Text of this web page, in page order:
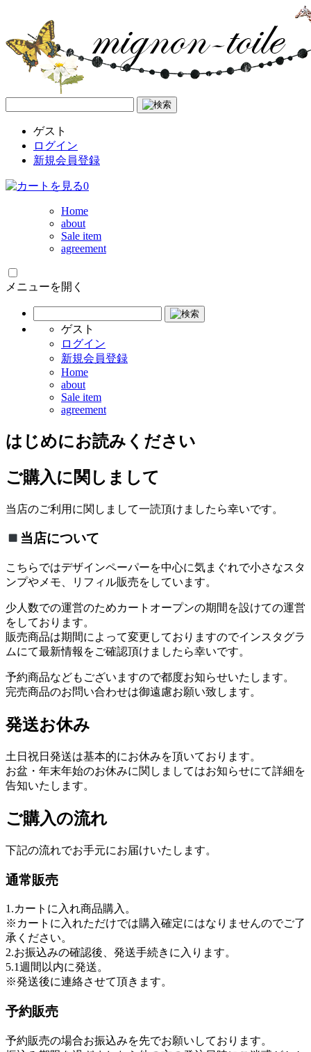
ゲスト
ログイン
新規会員登録
0
Home
about
Sale item
agreement
メニューを開く
ゲスト
ログイン
新規会員登録
Home
about
Sale item
agreement
はじめにお読みください
ご購入に関しまして
当店のご利用に関しまして一読頂けましたら幸いです。
当店について
こちらではデザインペーパーを中心に気まぐれで小さなスタ
ンプやメモ、リフィル販売をしています。
少人数での運営のためカートオープンの期間を設けての運営
をしております。
販売商品は期間によって変更しておりますのでインスタグラ
ムにて最新情報をご確認頂けましたら幸いです。
予約商品などもございますので都度お知らせいたします。
完売商品のお問い合わせは御遠慮お願い致します。
発送お休み
土日祝日発送は基本的にお休みを頂いております。
お盆・年末年始のお休みに関しましてはお知らせにて詳細を
告知いたします。
ご購入の流れ
下記の流れでお手元にお届けいたします。
通常販売
1.カートに入れ商品購入。
※カートに入れただけでは購入確定にはなりませんのでご了
承ください。
2.お振込みの確認後、発送手続きに入ります。
5.1週間以内に発送。
※発送後に連絡させて頂きます。
予約販売
予約販売の場合お振込みを先でお願いしております。